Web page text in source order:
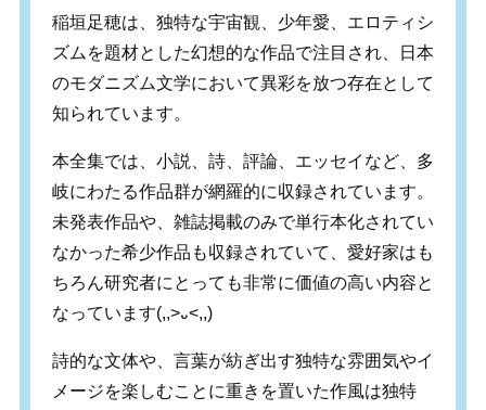
稲垣足穂は、独特な宇宙観、少年愛、エロティシ
ズムを題材とした幻想的な作品で注目され、日本
のモダニズム文学において異彩を放つ存在として
知られています。
本全集では、小説、詩、評論、エッセイなど、多
岐にわたる作品群が網羅的に収録されています。
未発表作品や、雑誌掲載のみで単行本化されてい
なかった希少作品も収録されていて、愛好家はも
ちろん研究者にとっても非常に価値の高い内容と
なっています(,,>᎑<,,)
詩的な文体や、言葉が紡ぎ出す独特な雰囲気やイ
メージを楽しむことに重きを置いた作風は独特